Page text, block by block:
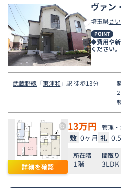
ヴァン
埼玉県さ
POINT
◆費用や新
ください
しをお手
武蔵野線 「東浦和 」駅 徒歩13分
詳細を確認
13万円 管理
敷 0ヶ月 礼
所在階
1階
間取り
3LDK